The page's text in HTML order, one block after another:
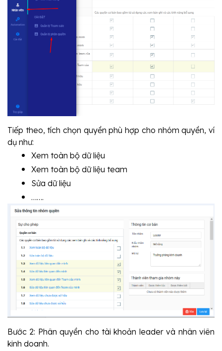
Tiếp theo, tích chọn quyền phù hợp cho nhóm quyền, ví
dụ như:
Xem toàn bộ dữ liệu
Xem toàn bộ dữ liệu team
Sửa dữ liệu
…….
Bước 2: Phân quyền cho tài khoản leader và nhân viên
kinh doanh.